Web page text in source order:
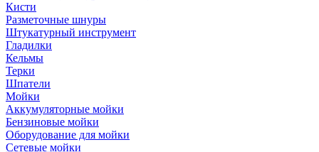
Кисти
Разметочные шнуры
Штукатурный инструмент
Гладилки
Кельмы
Терки
Шпатели
Мойки
Аккумуляторные мойки
Бензиновые мойки
Оборудование для мойки
Сетевые мойки